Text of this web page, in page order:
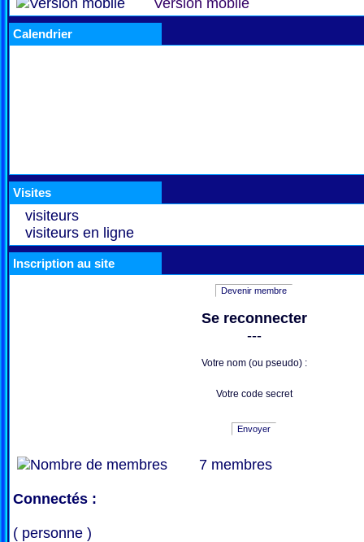
Version mobile
Calendrier
Visites
visiteurs
visiteurs en ligne
Inscription au site
Devenir membre
Se reconnecter
---
Votre nom (ou pseudo) :
Votre code secret
Envoyer
7 membres
Connectés :
( personne )